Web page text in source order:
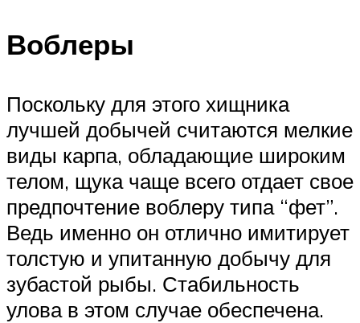
Воблеры
Поскольку для этого хищника
лучшей добычей считаются мелкие
виды карпа, обладающие широким
телом, щука чаще всего отдает свое
предпочтение воблеру типа “фет”.
Ведь именно он отлично имитирует
толстую и упитанную добычу для
зубастой рыбы. Стабильность
улова в этом случае обеспечена.